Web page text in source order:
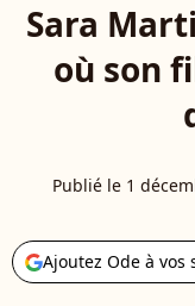
Sara
où son
Publié le 1
Ajoutez Ode à vos